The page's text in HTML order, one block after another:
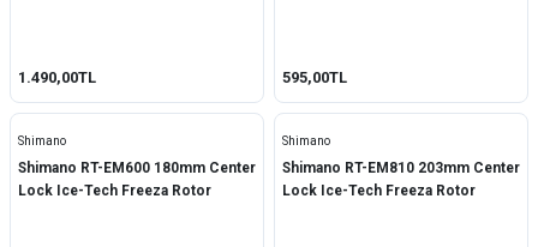
1.490,00TL 595,00TL
Shimano
Shimano RT-EM600 180mm Center
Lock Ice-Tech Freeza Rotor
Shimano
Shimano RT-EM810 203mm Center
Lock Ice-Tech Freeza Rotor